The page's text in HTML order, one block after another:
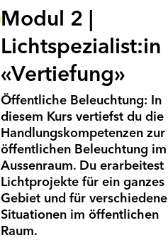
Modul 2 |
Lichtspezialist:in
«Vertiefung»
Öffentliche Beleuchtung: In
diesem Kurs vertiefst du die
Handlungs­kompetenzen zur
öffentlichen Beleuchtung im
Aussen­raum. Du erar­beitest
Licht­pro­jekte für ein ganzes
Gebiet und für ver­schiedene
Situationen im öffentlichen
Raum.